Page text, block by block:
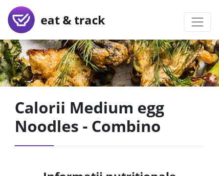
eat & track
Calorii Medium egg
Noodles - Combino